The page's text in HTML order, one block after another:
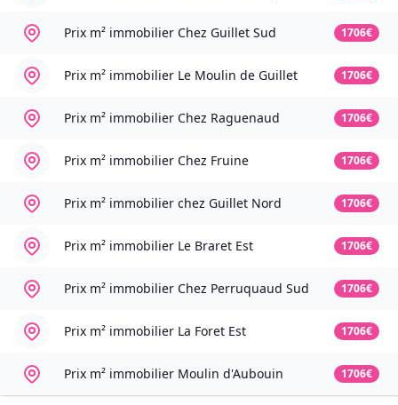
Prix m² immobilier Chez Guillet Sud 1706€
Prix m² immobilier Le Moulin de Guillet 1706€
Prix m² immobilier Chez Raguenaud 1706€
Prix m² immobilier Chez Fruine 1706€
Prix m² immobilier chez Guillet Nord 1706€
Prix m² immobilier Le Braret Est 1706€
Prix m² immobilier Chez Perruquaud Sud 1706€
Prix m² immobilier La Foret Est 1706€
Prix m² immobilier Moulin d'Aubouin 1706€